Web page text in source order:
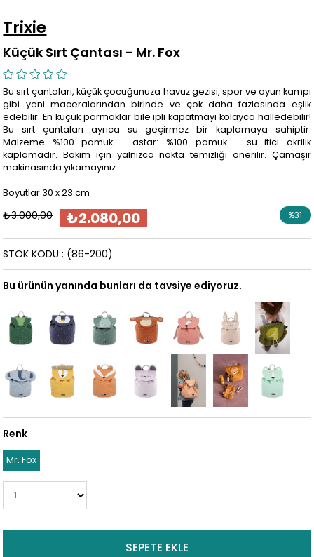
Trixie
Küçük Sırt Çantası - Mr. Fox
Bu sırt çantaları, küçük çocuğunuza havuz gezisi, spor ve oyun kampı
gibi yeni maceralarından birinde ve çok daha fazlasında eşlik
edebilir. En küçük parmaklar bile ipli kapatmayı kolayca halledebilir!
Bu sırt çantaları ayrıca su geçirmez bir kaplamaya sahiptir.
Malzeme %100 pamuk​ - astar: %100 pamuk​ - su itici akrilik
kaplamadır. Bakım için yalnızca nokta temizliği önerilir. Çamaşır
makinasında yıkamayınız.
Boyutlar 30 x 23 cm
₺3.000,00 ₺2.080,00 %31
(86-200)
STOK KODU
Bu ürünün yanında bunları da tavsiye ediyoruz.
Renk
Mr. Fox